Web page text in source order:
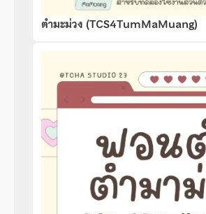
ตำมะม่วง (TCS4TumMaMuang)